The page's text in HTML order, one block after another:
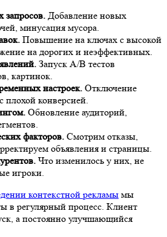
запросов. Добавление новых
минусация мусора.
Повышение на ключах с высокой
на дорогих и неэффективных.
Запуск A/B тестов
картинок.
настроек. Отключение
плохой конверсией.
Обновление аудиторий,
факторов. Смотрим отказы,
объявления и страницы.
Что изменилось у них, не
игроки.
контекстной рекламы мы
в регулярный процесс. Клиент
а постоянно улучшающийся